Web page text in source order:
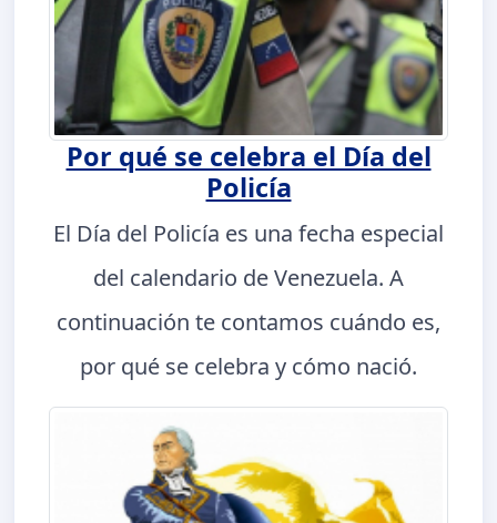
Por qué se celebra el Día del
Policía
El Día del Policía es una fecha especial
del calendario de Venezuela. A
continuación te contamos cuándo es,
por qué se celebra y cómo nació.